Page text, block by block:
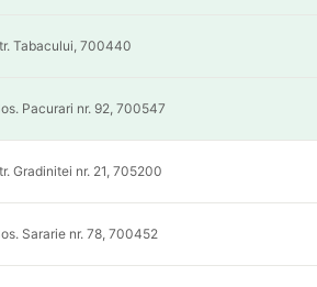
Tabacului, 700440
Pacurari nr. 92, 700547
Gradinitei nr. 21, 705200
Sararie nr. 78, 700452